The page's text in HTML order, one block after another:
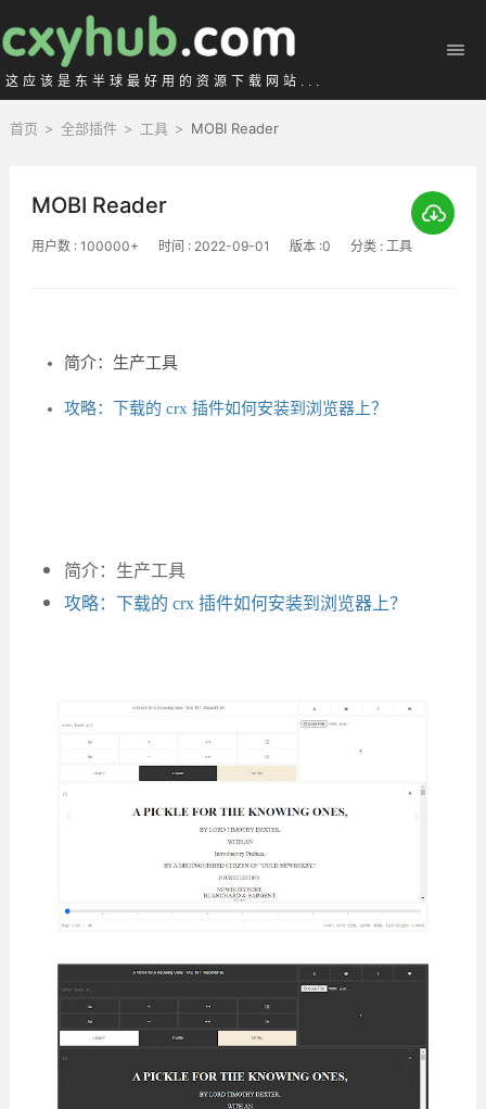
这应该是东半球最好用的资源下载网站...
首页 > 全部插件 > 工具 > MOBI Reader
MOBI Reader
用户数 : 100000+ 时间 : 2022-09-01 版本 :0 分类 : 工具
简介：生产工具
攻略：下载的 crx 插件如何安装到浏览器上？
简介：生产工具
攻略：下载的 crx 插件如何安装到浏览器上？